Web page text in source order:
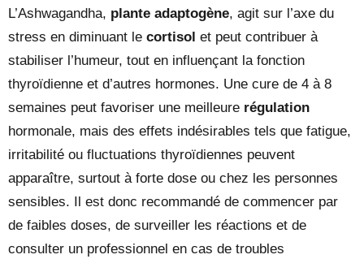
L’Ashwagandha, plante adaptogène, agit sur l’axe du
stress en diminuant le cortisol et peut contribuer à
stabiliser l’humeur, tout en influençant la fonction
thyroïdienne et d’autres hormones. Une cure de 4 à 8
semaines peut favoriser une meilleure régulation
hormonale, mais des effets indésirables tels que fatigue,
irritabilité ou fluctuations thyroïdiennes peuvent
apparaître, surtout à forte dose ou chez les personnes
sensibles. Il est donc recommandé de commencer par
de faibles doses, de surveiller les réactions et de
consulter un professionnel en cas de troubles